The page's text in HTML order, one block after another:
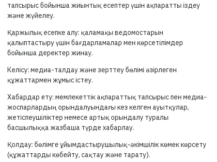
тапсырыс бойынша жиынтық есептер үшін ақпаратты іздеу
және жүйелеу.
Қаржылық есепке алу: қаламақы ведомостарын
қалыптастыру үшін бағдарламалар мен көрсетілімдер
бойынша деректер жинау.
Келісу: медиа-талдау және зерттеу бөлімі әзірлеген
құжаттармен жұмыс істеу.
Хабардар ету: мемлекеттік ақпараттық тапсырыс пен медиа-
жоспарлардың орындалуындағы кез келген ауытқулар,
жетіспеушіліктер немесе артық орындалу туралы
басшылыққа жазбаша түрде хабарлау.
Қолдау: бөлімге ұйымдастырушылық-әкімшілік көмек көрсету
(құжаттарды көбейту, сақтау және тарату).